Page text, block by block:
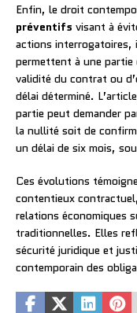
Enfin, le droit
préventifs visant à
actions
permettent à une partie
validité du contrat ou
délai déterminé.
partie peut demander
la nullité soit de
un délai de six mois,
Ces évolutions
contentieux
relations économiques
traditionnelles. Elles
sécurité juridique et
contemporain des